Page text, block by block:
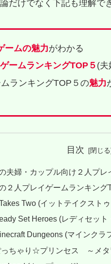
だけでなく下記も理解
ームの魅力がわかる
ームランキングTOP５(夫
ランキングTOP５の魅力
目次
夫婦・カップル向け２人プレ
２人プレイゲームランキン
Two (イットテイクスト
Set Heroes (レディセット
Dungeons (マインクラ
ちゃり☆プリンセス ～メタ